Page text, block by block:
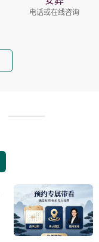
电话或在线咨询